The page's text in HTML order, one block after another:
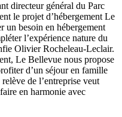
directeur général du Parc
le projet d’hébergement Le
besoin en hébergement
l’expérience nature du
Olivier Rocheleau-Leclair.
Le Bellevue nous propose
d’un séjour en famille
de l’entreprise veut
en harmonie avec